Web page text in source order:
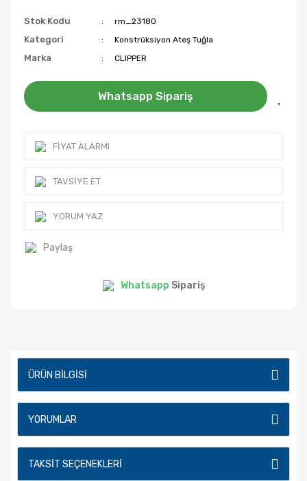
Stok Kodu rm_23180
Kategori Konstrüksiyon Ateş Tuğla
Marka CLIPPER
Whatsapp Sipariş
FIYAT ALARMI
TAVSIYE ET
YORUM YAZ
Paylaş
Whatsapp Sipariş
ÜRÜN BILGISI
YORUMLAR
TAKSIT SEÇENEKLERI